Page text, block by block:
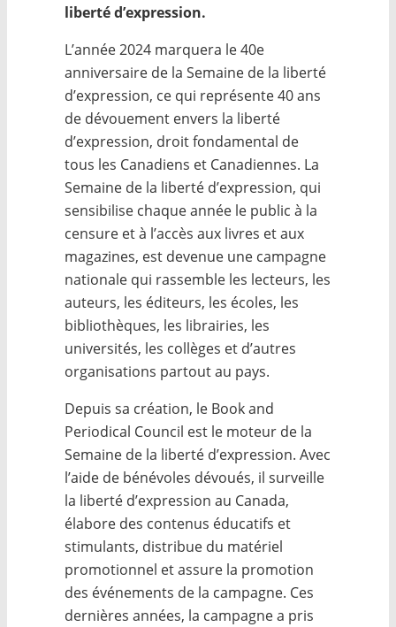
liberté d’expression.
L’année 2024 marquera le 40e
anniversaire de la Semaine de la liberté
d’expression, ce qui représente 40 ans
de dévouement envers la liberté
d’expression, droit fondamental de
tous les Canadiens et Canadiennes. La
Semaine de la liberté d’expression, qui
sensibilise chaque année le public à la
censure et à l’accès aux livres et aux
magazines, est devenue une campagne
nationale qui rassemble les lecteurs, les
auteurs, les éditeurs, les écoles, les
bibliothèques, les librairies, les
universités, les collèges et d’autres
organisations partout au pays.
Depuis sa création, le Book and
Periodical Council est le moteur de la
Semaine de la liberté d’expression. Avec
l’aide de bénévoles dévoués, il surveille
la liberté d’expression au Canada,
élabore des contenus éducatifs et
stimulants, distribue du matériel
promotionnel et assure la promotion
des événements de la campagne. Ces
dernières années, la campagne a pris